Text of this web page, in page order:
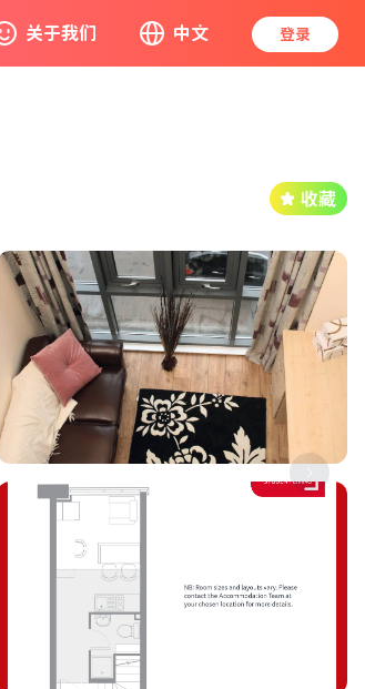
关于我们 中文 登录